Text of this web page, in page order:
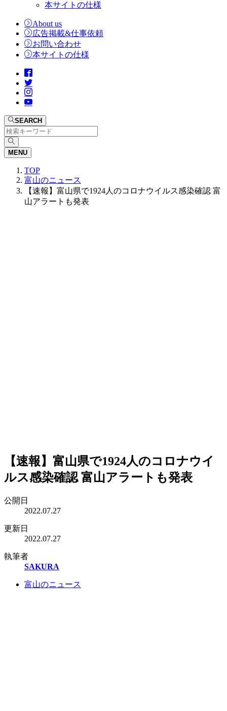
本サイトの仕様
About us
広告掲載&仕事依頼
お問い合わせ
本サイトの仕様
SEARCH
MENU
TOP
富山のニュース
【速報】富山県で1924人のコロナウイルス感染確認 富
山アラートも発表
【速報】富山県で1924人のコロナウイ
ルス感染確認 富山アラートも発表
公開日
2022.07.27
更新日
2022.07.27
執筆者
SAKURA
富山のニュース